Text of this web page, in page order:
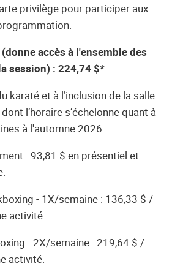
privilège pour participer aux
accès à l'ensemble des
session) : 224,74 $*
karaté et à l’inclusion de la salle
l’horaire s’échelonne quant à
à l'automne 2026.
: 93,81 $ en présentiel et
- 1X/semaine : 136,33 $ /
activité.
- 2X/semaine : 219,64 $ /
activité.